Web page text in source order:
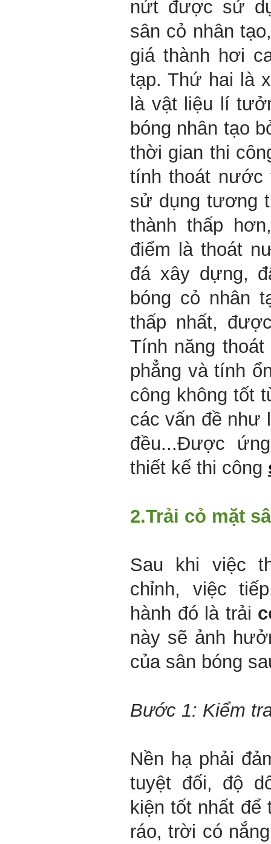
nứt được sử
sân cỏ nhân
giá thành hơi
tạp. Thứ hai là
là vật liệu lí
bóng nhân tạo
thời gian thi
tính thoát nước
sử dụng tương
thành thấp
điểm là thoát
đá xây dựng,
bóng cỏ nhân
thấp nhất,
Tính năng
phẳng và tính
công không tốt
các vấn đề như
đều...Được
thiết kế thi công
2.Trải cỏ mặt
Sau khi việc
chỉnh, việc
hành đó là trải
này sẽ ảnh
của sân bóng
Bước 1: Kiểm
Nền hạ phải
tuyệt đối, độ
kiện tốt nhất để
ráo, trời có